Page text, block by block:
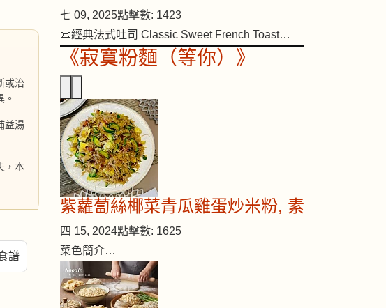
或治
益湯
，本
譜
七 09, 2025點擊數: 1423
📜經典法式吐司 Classic Sweet French Toast…
《寂寞粉麵（等你）》
紫蘿蔔絲椰菜青瓜雞蛋炒米粉, 素
四 15, 2024點擊數: 1625
菜色簡介…